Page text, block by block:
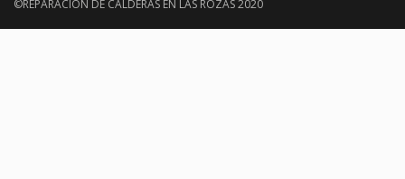
©REPARACION DE CALDERAS EN LAS ROZAS 2020